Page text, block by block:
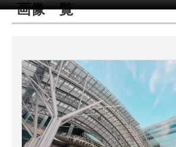
注目記事を集めた総合ページ
スマホと通信の最新トレンド
進化するPCとデバイスの未来
好きが集まる 比べて選べる
ビジネスと働き方のヒント
画像一覧